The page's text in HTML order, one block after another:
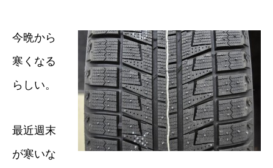
今晩から
寒くなる
らしい。
最近週末
が寒いな